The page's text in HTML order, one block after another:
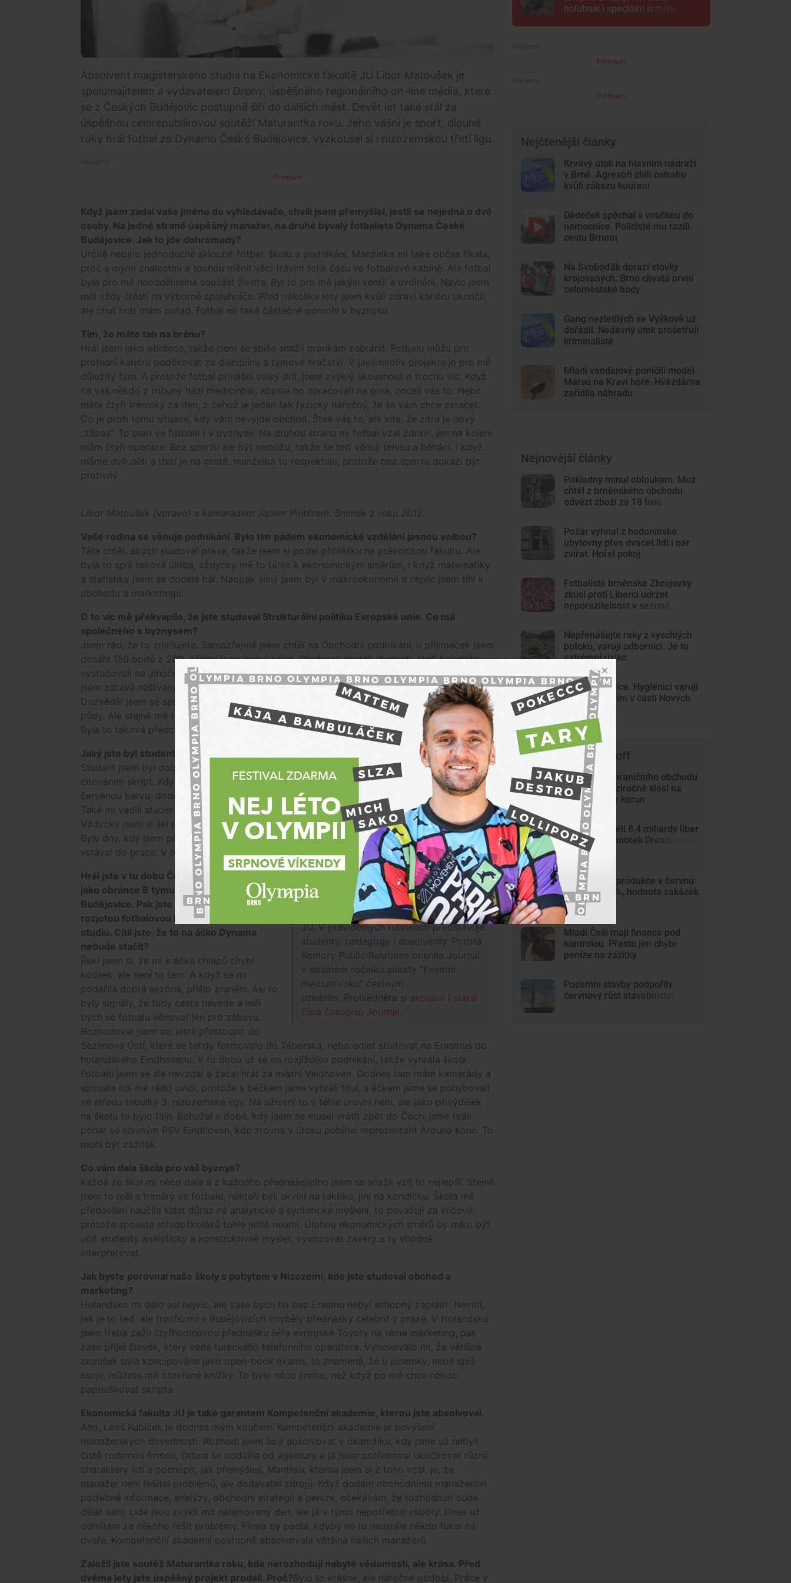
Absolvent magisterského studia na Ekonomické fakultě JU Libor Matoušek je
spolumajitelem a vydavatelem Drbny, úspěšného regionálního on-line média, které
se z Českých Budějovic postupně šíří do dalších měst. Devět let také stál za
úspěšnou celorepublikovou soutěží Maturantka roku. Jeho vášní je sport, dlouhé
roky hrál fotbal za Dynamo České Budějovice, vyzkoušel si i nizozemskou třetí ligu.
Premium
Když jsem zadal vaše jméno do vyhledávače, chvíli jsem přemýšlel, jestli se nejedná o dvě
osoby. Na jedné straně úspěšný manažer, na druhé bývalý fotbalista Dynama České
Budějovice. Jak to jde dohromady?
Určitě nebylo jednoduché skloubit fotbal, školu a podnikání. Manželka mi také občas říkala,
proč s mými znalostmi a touhou měnit věci trávím tolik času ve fotbalové kabině. Ale fotbal
byla pro mě neoddělitelná součást života. Byl to pro mě jakýsi ventil a uvolnění. Navíc jsem
měl vždy štěstí na výborné spoluhráče. Před několika lety jsem kvůli zdraví kariéru ukončil,
ale chuť hrát mám pořád. Fotbal mi také částečně pomohl v byznysu.
Tím, že máte tah na bránu?
Hrál jsem jako obránce, takže jsem se spíše snažil brankám zabránit. Fotbalu můžu pro
profesní kariéru poděkovat za disciplínu a týmové hráčství. V jakémkoliv projektu je pro mě
důležitý tým. A protože fotbal přinášel velký dril, jsem zvyklý skousnout o trochu víc. Když
na vás někdo z tribuny hází medicinbal, abyste ho zpracovali na prsa, zocelí vás to. Nebo
máte čtyři tréninky za den, z čehož je jeden tak fyzicky náročný, že se vám chce zvracet.
Co je proti tomu situace, kdy vám nevyjde obchod. Štve vás to, ale víte, že zítra je nový
„zápas“. To platí ve fotbale i v byznyse. Na druhou stranu mi fotbal vzal zdraví, jen na koleni
mám čtyři operace. Bez sportu ale být nemůžu, takže se teď věnuji tenisu a běhání. I když
máme dvě děti a třetí je na cestě, manželka to respektuje, protože bez sportu dokáži být
protivný.
Libor Matoušek (vpravo) s kamarádem Janem Pintérem. Snímek z roku 2012.
Vaše rodina se věnuje podnikání. Bylo tím pádem ekonomické vzdělání jasnou volbou?
Táta chtěl, abych studoval práva, takže jsem si podal přihlášku na právnickou fakultu. Ale
byla to spíš taková úlitba, vždycky mě to táhlo k ekonomickým směrům, i když matematiky
a statistiky jsem se docela bál. Naopak silný jsem byl v makroekonomii a nejvíc jsem tíhl k
obchodu a marketingu.
O to víc mě překvapilo, že jste studoval Strukturální politiku Evropské unie. Co má
společného s byznysem?
Jsem rád, že to zmiňujete. Samozřejmě jsem chtěl na Obchodní podnikání, u přijímaček jsem
dosáhl 180 bodů z 200, přesto jsem nebyl přijat. Přednost dostali studenti, kteří bakaláře
vystudovali na Jihočeské univerzitě. Já jsem bakalářský stupeň vystudoval na VŠTE. Byl
jsem zdravě naštvaný, ale říkal jsem si, že se alespoň trochu seznámím s Evropskou unií.
Dozvěděl jsem se spoustu zajímavých věcí z oblasti práva, například o ochraně vody a
půdy. Ale stejně mě to mrzelo a diplomku jsem vlastně dělal na čistě podnikatelské téma.
Byla to taková předchůdkyně Drbny, která zanedlouho poté vznikla.
Jaký jste byl student?
Student jsem byl dobrý, ale někdy asi protivný, protože jsem měl problém s doslovným
citováním skript. Když s něčím nesouhlasím, dávám to najevo. Proto můj diplom nemá
červenou barvu, dodnes si myslím, že jsem si z makroekonomie zasloužil jinou známku.
Také mi vadili studenti, kteří zdržují tím, že si jdou zkoušku jen zkusit. Na to jsem neměl čas.
Vždycky jsem si šel pro jedničku. Studoval jsem, podnikal a do toho se nám narodil syn.
Byly dny, kdy jsem přišel večer domů z práce, do tří do rána jsem se učil a ráno v šest zase
vstával do práce. V tom mi asi také pomohl sport.
Rozhovor vznikl pro Univerzitní časopis
JOURNAL
, který přináší novinky,
rozhovory a reportáže ze všech fakult
JU. V pravidelných rubrikách představuje
studenty, pedagogy i absolventy. Porota
Komory Public Relations ocenila Journal
v desátém ročníku ankety "Firemní
médium roku" čestným
uznáním. Prohlédněte si aktuální i starší
čísla časopisu Journal
Hrál jste v tu dobu Českou fotbalovou ligu
jako obránce B týmu Dynama České
Budějovice. Pak jste ale před slušně
rozjetou fotbalovou kariérou dal přednost
studiu. Cítil jste, že to na áčko Dynama
nebude stačit?
Řekl jsem si, že mi k áčku chlapů chybí
kousek, ale není to tam. A když se mi
podařila dobrá sezóna, přišlo zranění. Asi to
byly signály, že tudy cesta nevede a měl
bych se fotbalu věnovat jen pro zábavu.
Rozhodoval jsem se, jestli přestoupit do
Sezimova Ústí, které se tehdy formovalo do Táborska, nebo odjet studovat na Erasmus do
holandského Eindhovenu. V tu dobu už se mi rozjíždělo podnikání, takže vyhrála škola.
Fotbalu jsem se ale nevzdal a začal hrát za místní Veldhoven. Dodnes tam mám kamarády a
spousta lidí mě rádo uvidí, protože s béčkem jsme vyhráli titul, s áčkem jsme se pohybovali
ve středu tabulky 3. nizozemské ligy. Na uživení to v téhle úrovni není, ale jako přivýdělek
na školu to bylo fajn. Bohužel v době, kdy jsem se musel vrátit zpět do Čech, jsme hráli
pohár se slavným PSV Eindhoven, kde zrovna v útoku pobíhal reprezentant Arouna Koné. To
mohl být zážitek.
Co vám dala škola pro váš byznys?
Každá ze škol mi něco dala a z každého přednášejícího jsem se snažil vzít to nejlepší. Stejně
jsem to měl s trenéry ve fotbale, někteří byli skvělí na taktiku, jiní na kondičku. Škola mě
především naučila klást důraz na analytické a syntetické myšlení, to považuji za klíčové,
protože spousta středoškoláků tohle ještě neumí. Úlohou ekonomických směrů by mělo být
učit studenty analyticky a konstruktivně myslet, vyvozovat závěry a ty vhodně
interpretovat.
Jak byste porovnal naše školy s pobytem v Nizozemí, kde jste studoval obchod a
marketing?
Holandsko mi dalo asi nejvíc, ale zase bych ho bez Erasmu nebyl schopný zaplatit. Nevím,
jak je to teď, ale trochu mi v Budějovicích chyběly přednášky celebrit z praxe. V Holandsku
jsem třeba zažil čtyřhodinovou přednášku šéfa evropské Toyoty na téma marketing, pak
zase přijel člověk, který vede tureckého telefonního operátora. Vyhovovalo mi, že většina
zkoušek byla koncipována jako open-book exams, to znamená, že u písemky, nebo spíš
eseje, můžete mít otevřené knížky. To bylo něco jiného, než když po mě chce někdo
papouškovat skripta.
Ekonomická fakulta JU je také garantem Kompetenční akademie, kterou jste absolvoval.
Ano, Leoš Kubíček je dodnes mým koučem. Kompetenční akademie je povýšení
manažerských dovedností. Rozhodl jsem se ji absolvovat v okamžiku, kdy jsme už nebyli
čistě rodinnou firmou, Drbna se oddělila od agentury a já jsem potřeboval ukočírovat různé
charaktery lidí a pochopit, jak přemýšlejí. Mantrou, kterou jsem si z toho vzal, je, že
manažer není řešitel problémů, ale dodavatel zdrojů. Když dodám obchodnímu manažerovi
potřebné informace, analýzy, obchodní strategii a peníze, očekávám, že rozhodnutí bude
dělat sám. Lidé jsou zvyklí mít nalajnovaný den, ale já v týmu nepotřebuji roboty. Dnes už
odmítám za někoho řešit problémy. Firma by padla, kdyby mi tu neustále někdo ťukal na
dveře. Kompetenční akademii postupně absolvovala většina našich manažerů.
Založil jste soutěž Maturantka roku, kde nerozhodují nabyté vědomosti, ale krása. Před
dvěma lety jste úspěšný projekt prodali. Proč?Bylo to krásné, ale náročné období. Práce v
holubník i speciální krmivo
Premium
Premium
Nejčtenější články
Krvavý útok na hlavním nádraží
v Brně. Agresoři zbili ostrahu
kvůli zákazu kouření
Dědeček spěchal s vnučkou do
nemocnice. Policisté mu razili
cestu Brnem
Na Svoboďák dorazí stovky
krojovaných. Brno chystá první
celoměstské hody
Gang nezletilých ve Vyškově už
dořádil. Nedávný útok prošetřují
kriminalisté
Mladí vandalové poničili model
Marsu na Kraví hoře. Hvězdárna
zařídila náhradu
Nejnovější články
Pokladny minul obloukem. Muž
chtěl z brněnského obchodu
odvézt zboží za 18 tisíc
Požár vyhnal z hodonínské
ubytovny přes dvacet lidí i pár
zvířat. Hořel pokoj
Fotbalisté brněnské Zbrojovky
zkusí proti Liberci udržet
neporazitelnost v sezoně
Nepřenášejte raky z vyschlých
potoků, varují odborníci. Je to
extrémní riziko
Pozor na sinice. Hygienici varují
před koupáním v části Nových
Mlýnů
O čem píše Trade-off
Přebytek zahraničního obchodu
v červnu meziročně klesl na
15,5 miliardy korun
Británie přidělí 8,4 miliardy liber
výrobcům ponorek Dreadnought
Průmyslová produkce v červnu
vzrostla o 4 %, hodnota zakázek
stoupla
Mladí Češi mají finance pod
kontrolou. Přesto jim chybí
peníze na zážitky
Pozemní stavby podpořily
červnový růst stavebnictví